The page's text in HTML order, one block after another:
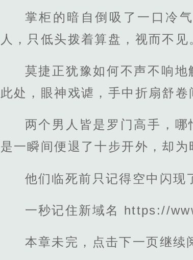
掌柜的暗自倒吸了一口冷
人，只低头拨着算盘，视而不见
莫捷正犹豫如何不声不响
此处，眼神戏谑，手中折扇舒
两个男人皆是罗门高手，
是一瞬间便退了十步开外，却为
他们临死前只记得空中闪
一秒记住新域名 https://
本章未完，点击下一页继续